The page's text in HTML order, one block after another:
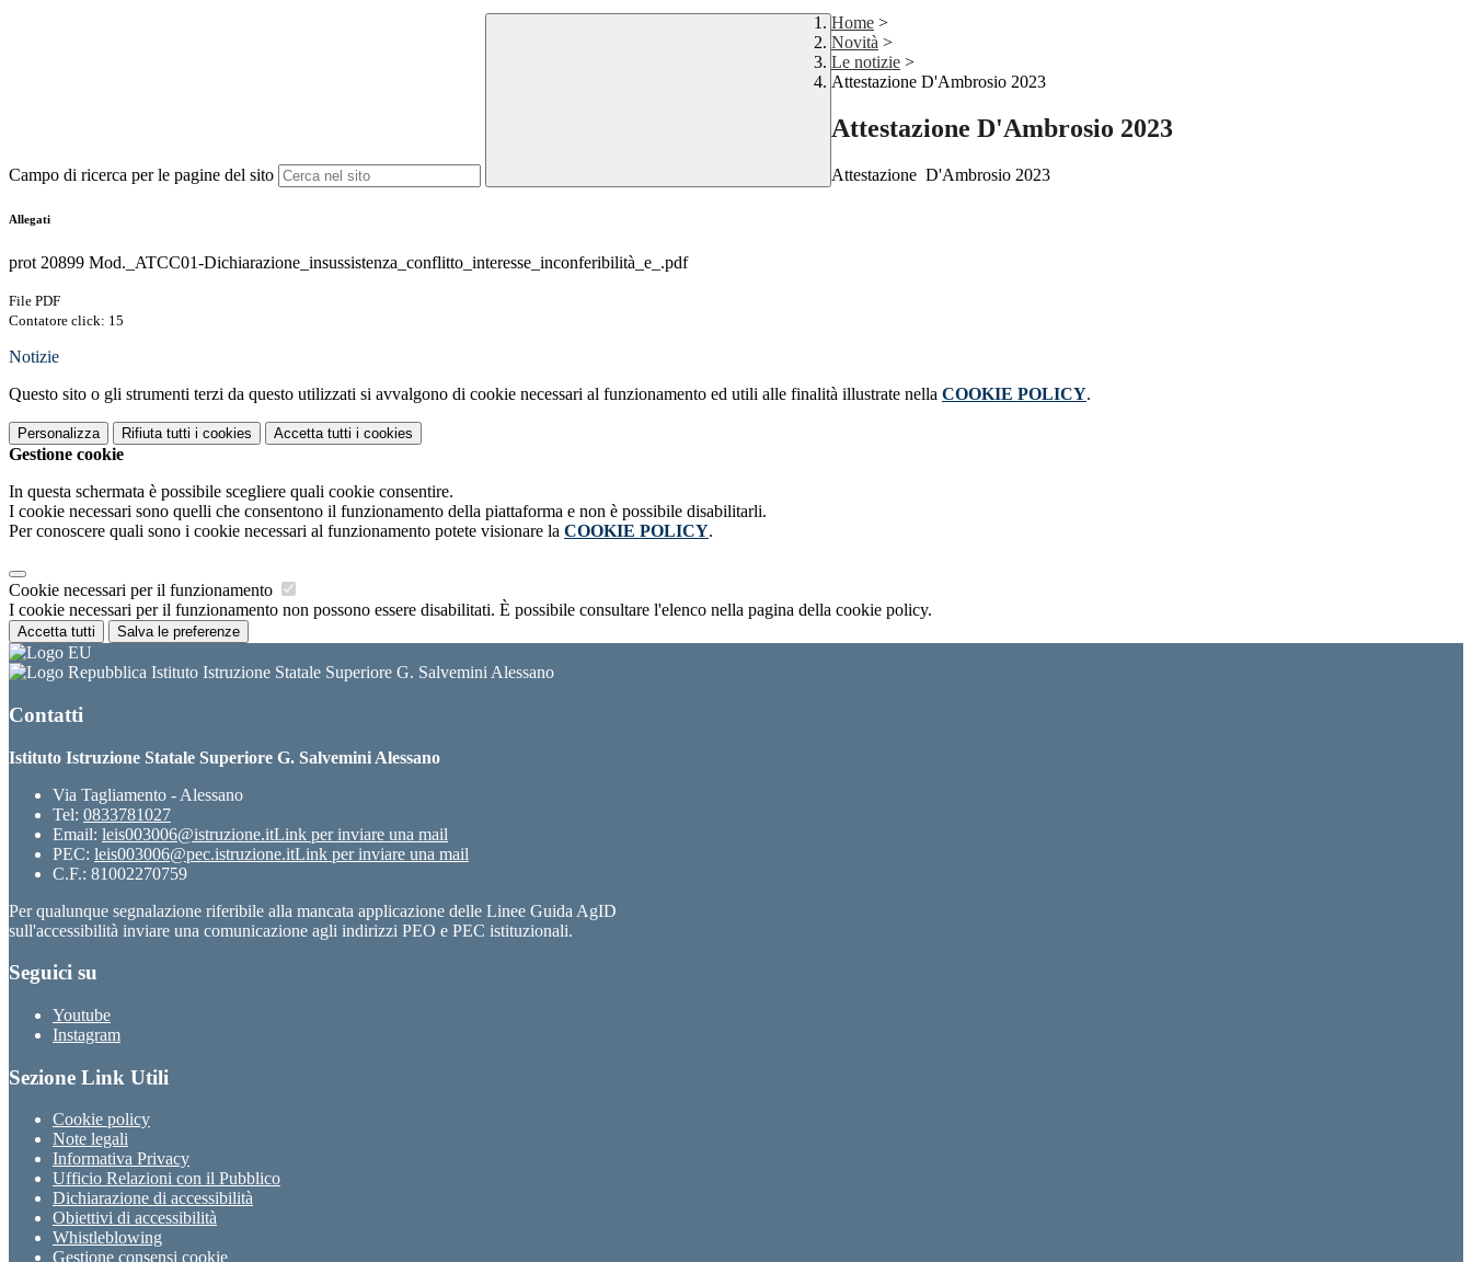
Campo di ricerca per le pagine del sito
Home >
Novità >
Le notizie >
Attestazione D'Ambrosio 2023
Attestazione D'Ambrosio 2023
Attestazione D'Ambrosio 2023
Allegati
prot 20899 Mod._ATCC01-Dichiarazione_insussistenza_conflitto_interesse_inconferibilità_e_.pdf
File PDF
Contatore click: 15
Notizie
Questo sito o gli strumenti terzi da questo utilizzati si avvalgono di cookie necessari al funzionamento ed utili alle finalità illustrate nella COOKIE POLICY.
Personalizza Rifiuta tutti i cookies Accetta tutti i cookies
Gestione cookie
In questa schermata è possibile scegliere quali cookie consentire.
I cookie necessari sono quelli che consentono il funzionamento della piattaforma e non è possibile disabilitarli.
Per conoscere quali sono i cookie necessari al funzionamento potete visionare la COOKIE POLICY.
Cookie necessari per il funzionamento
I cookie necessari per il funzionamento non possono essere disabilitati. È possibile consultare l'elenco nella pagina della cookie policy.
Accetta tutti Salva le preferenze
Istituto Istruzione Statale Superiore G. Salvemini Alessano
Contatti
Istituto Istruzione Statale Superiore G. Salvemini Alessano
Via Tagliamento - Alessano
Tel: 0833781027
Email: leis003006@istruzione.itLink per inviare una mail
PEC: leis003006@pec.istruzione.itLink per inviare una mail
C.F.: 81002270759
Per qualunque segnalazione riferibile alla mancata applicazione delle Linee Guida AgID
sull'accessibilità inviare una comunicazione agli indirizzi PEO e PEC istituzionali.
Seguici su
Youtube
Instagram
Sezione Link Utili
Cookie policy
Note legali
Informativa Privacy
Ufficio Relazioni con il Pubblico
Dichiarazione di accessibilità
Obiettivi di accessibilità
Whistleblowing
Gestione consensi cookie